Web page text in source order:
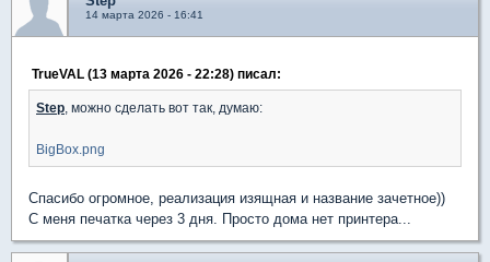
14 марта 2026 - 16:41
TrueVAL (13 марта 2026 - 22:28) писал:
Step , можно сделать вот так, думаю:
BigBox.png
Спасибо огромное, реализация изящная и название зачетное))
С меня печатка через 3 дня. Просто дома нет принтера...